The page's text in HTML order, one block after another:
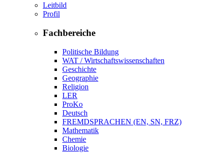
Leitbild
Profil
Fachbereiche
Politische Bildung
WAT / Wirtschaftswissenschaften
Geschichte
Geographie
Religion
LER
ProKo
Deutsch
FREMDSPRACHEN (EN, SN, FRZ)
Mathematik
Chemie
Biologie